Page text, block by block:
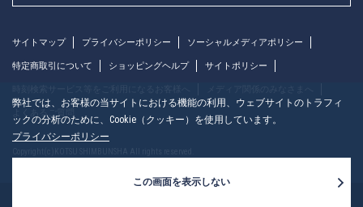
サイトマップ プライバシーポリシー ソーシャルメディアポリシー
特定商取引について ショッピングヘルプ サイトポリシー
弊社では、お客様の当サイトにおける機能の利用、ウェブサイトのトラフィ
ックの分析のために、Cookie（クッキー）を使用しています。
プライバシーポリシー
この画面を表示しない